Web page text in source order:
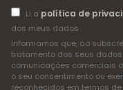
Li a política de
dos meus dados
Informamos que, ao
tratamento dos seus
comunicações comerciais
o seu consentimento ou
reconhecidos em termos